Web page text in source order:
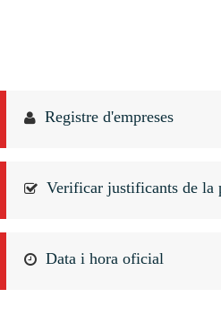
Registre d'empreses
Verificar justificants de la
Data i hora oficial